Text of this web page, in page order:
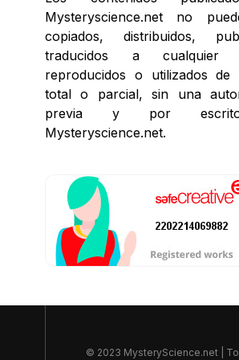
Mysteryscience.net no
copiados, distribuidos,
traducidos a cualquier
reproducidos o utilizados de
total o parcial, sin una
previa y por
Mysteryscience.net.
© 2023 MysteryScience.net |